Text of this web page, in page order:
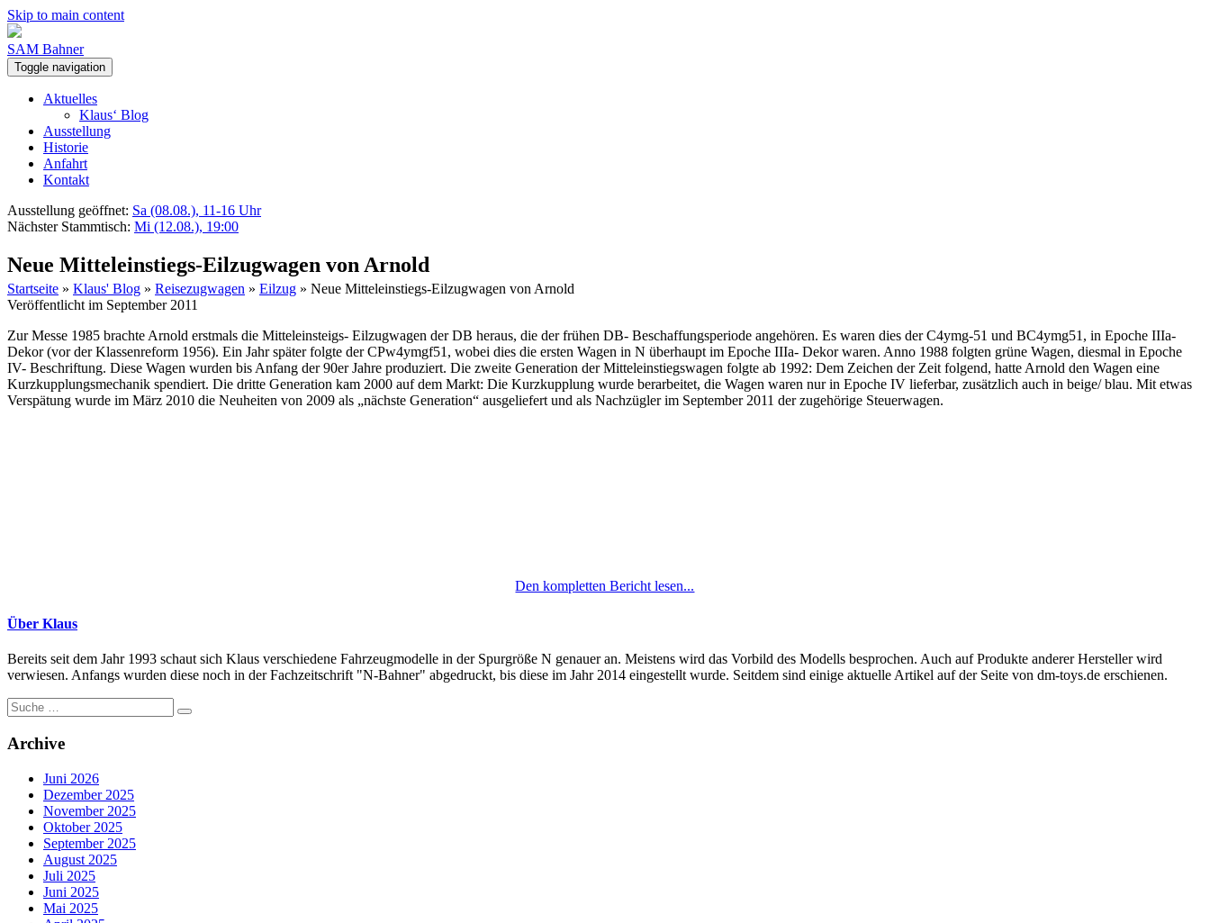
Skip to main content
SAM Bahner
Toggle navigation
Aktuelles
Klaus‘ Blog
Ausstellung
Historie
Anfahrt
Kontakt
Ausstellung geöffnet: Sa (08.08.), 11-16 Uhr
Nächster Stammtisch: Mi (12.08.), 19:00
Neue Mitteleinstiegs-Eilzugwagen von Arnold
Startseite » Klaus' Blog » Reisezugwagen » Eilzug » Neue Mitteleinstiegs-Eilzugwagen von Arnold
Veröffentlicht im September 2011
Zur Messe 1985 brachte Arnold erstmals die Mitteleinsteigs- Eilzugwagen der DB heraus, die der frühen DB- Beschaffungsperiode angehören. Es waren dies der C4ymg-51 und BC4ymg51, in Epoche IIIa-
Dekor (vor der Klassenreform 1956). Ein Jahr später folgte der CPw4ymgf51, wobei dies die ersten Wagen in N überhaupt im Epoche IIIa- Dekor waren. Anno 1988 folgten grüne Wagen, diesmal in Epoche
IV- Beschriftung. Diese Wagen wurden bis Anfang der 90er Jahre produziert. Die zweite Generation der Mitteleinstiegswagen folgte ab 1992: Dem Zeichen der Zeit folgend, hatte Arnold den Wagen eine
Kurzkupplungsmechanik spendiert. Die dritte Generation kam 2000 auf dem Markt: Die Kurzkupplung wurde berarbeitet, die Wagen waren nur in Epoche IV lieferbar, zusätzlich auch in beige/ blau. Mit etwas
Verspätung wurde im März 2010 die Neuheiten von 2009 als „nächste Generation“ ausgeliefert und als Nachzügler im September 2011 der zugehörige Steuerwagen.
Den kompletten Bericht lesen...
Über Klaus
Bereits seit dem Jahr 1993 schaut sich Klaus verschiedene Fahrzeugmodelle in der Spurgröße N genauer an. Meistens wird das Vorbild des Modells besprochen. Auch auf Produkte anderer Hersteller wird
verwiesen. Anfangs wurden diese noch in der Fachzeitschrift "N-Bahner" abgedruckt, bis diese im Jahr 2014 eingestellt wurde. Seitdem sind einige aktuelle Artikel auf der Seite von dm-toys.de erschienen.
Suche
nach:
Archive
Juni 2026
Dezember 2025
November 2025
Oktober 2025
September 2025
August 2025
Juli 2025
Juni 2025
Mai 2025